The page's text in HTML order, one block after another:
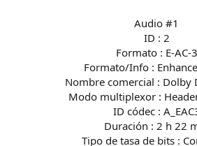
Audio #1
ID : 2
Formato : E-AC-3
Formato/Info :
Nombre comercial : Dolby
Modo multiplexor :
ID códec :
Duración : 2 h 22
Tipo de tasa de bits :